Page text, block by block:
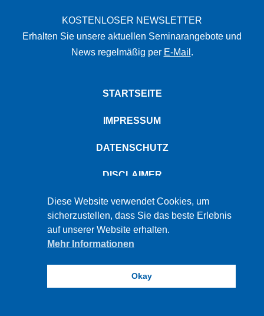
KOSTENLOSER NEWSLETTER
Erhalten Sie unsere aktuellen Seminarangebote und
News regelmäßig per E-Mail .
STARTSEITE
IMPRESSUM
DATENSCHUTZ
DISCLAIMER
PBW © 2026
Diese Website verwendet Cookies, um
sicherzustellen, dass Sie das beste Erlebnis
auf unserer Website erhalten.
Mehr Informationen
Okay